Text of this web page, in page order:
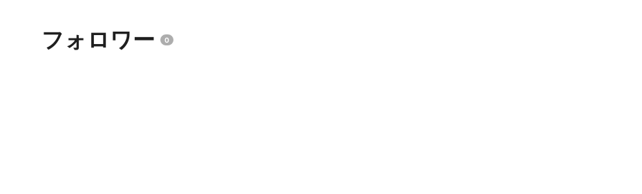
フォロワー 0